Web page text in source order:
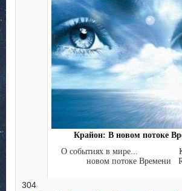
Крайон: В новом потоке
О событиях в мире...
новом потоке Времени
304